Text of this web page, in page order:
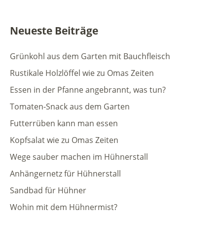
Neueste Beiträge
Grünkohl aus dem Garten mit Bauchfleisch
Rustikale Holzlöffel wie zu Omas Zeiten
Essen in der Pfanne angebrannt, was tun?
Tomaten-Snack aus dem Garten
Futterrüben kann man essen
Kopfsalat wie zu Omas Zeiten
Wege sauber machen im Hühnerstall
Anhängernetz für Hühnerstall
Sandbad für Hühner
Wohin mit dem Hühnermist?